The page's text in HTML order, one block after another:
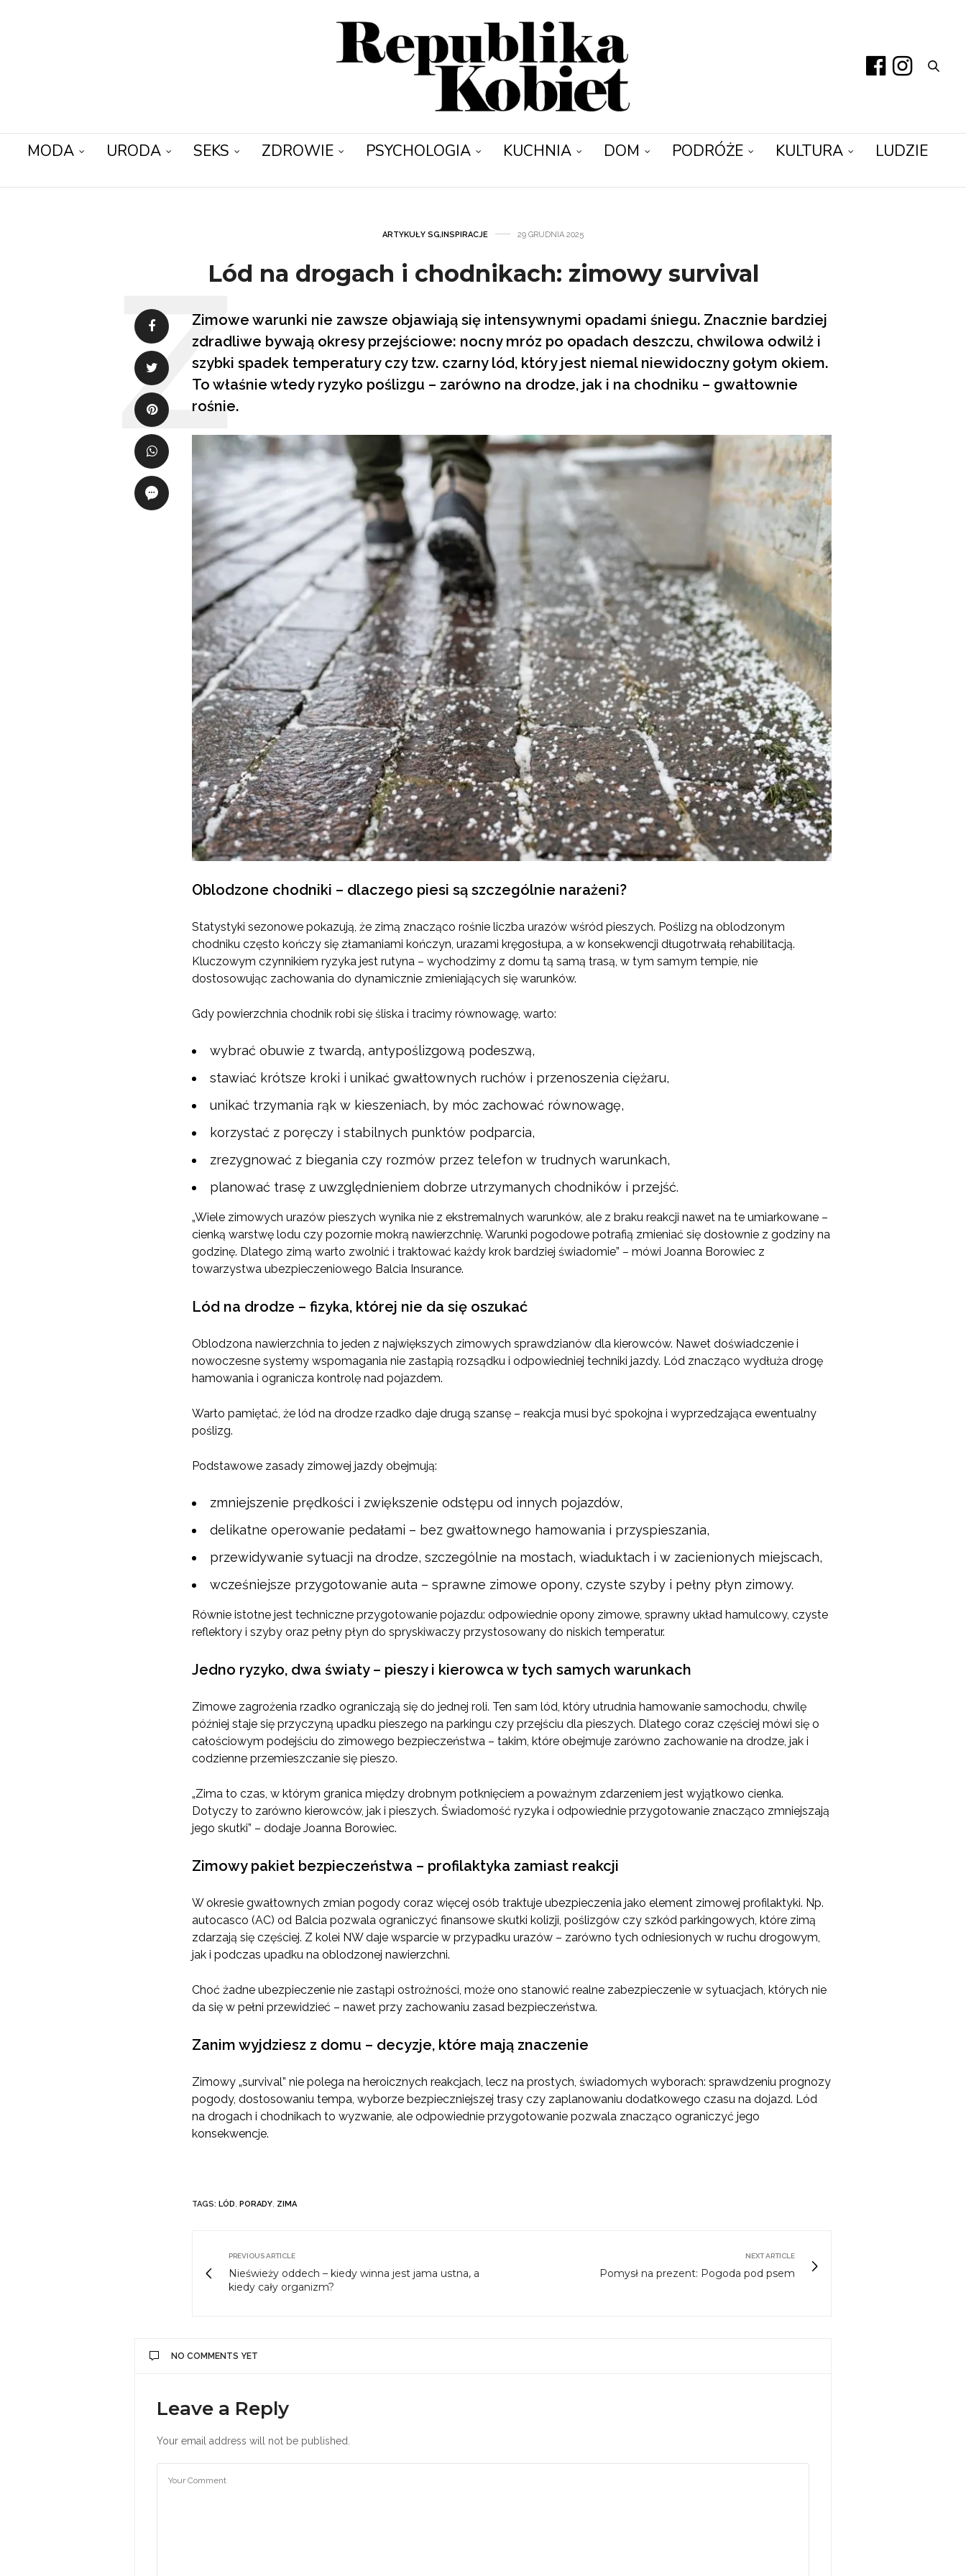
MODA URODA SEKS ZDROWIE PSYCHOLOGIA KUCHNIA DOM PODRÓŻE KULTURA LUDZIE
ARTYKUŁY SG,INSPIRACJE 29 GRUDNIA 2025
Lód na drogach i chodnikach: zimowy survival
Zimowe warunki nie zawsze objawiają się intensywnymi opadami śniegu. Znacznie bardziej
zdradliwe bywają okresy przejściowe: nocny mróz po opadach deszczu, chwilowa odwilż i
szybki spadek temperatury czy tzw. czarny lód, który jest niemal niewidoczny gołym okiem.
To właśnie wtedy ryzyko poślizgu – zarówno na drodze, jak i na chodniku – gwałtownie
rośnie.
Oblodzone chodniki – dlaczego piesi są szczególnie narażeni?
Statystyki sezonowe pokazują, że zimą znacząco rośnie liczba urazów wśród pieszych. Poślizg na oblodzonym
chodniku często kończy się złamaniami kończyn, urazami kręgosłupa, a w konsekwencji długotrwałą rehabilitacją.
Kluczowym czynnikiem ryzyka jest rutyna – wychodzimy z domu tą samą trasą, w tym samym tempie, nie
dostosowując zachowania do dynamicznie zmieniających się warunków.
Gdy powierzchnia chodnik robi się śliska i tracimy równowagę, warto:
wybrać obuwie z twardą, antypoślizgową podeszwą,
stawiać krótsze kroki i unikać gwałtownych ruchów i przenoszenia ciężaru,
unikać trzymania rąk w kieszeniach, by móc zachować równowagę,
korzystać z poręczy i stabilnych punktów podparcia,
zrezygnować z biegania czy rozmów przez telefon w trudnych warunkach,
planować trasę z uwzględnieniem dobrze utrzymanych chodników i przejść.
„Wiele zimowych urazów pieszych wynika nie z ekstremalnych warunków, ale z braku reakcji nawet na te umiarkowane –
cienką warstwę lodu czy pozornie mokrą nawierzchnię. Warunki pogodowe potrafią zmieniać się dosłownie z godziny na
godzinę. Dlatego zimą warto zwolnić i traktować każdy krok bardziej świadomie” – mówi Joanna Borowiec z
towarzystwa ubezpieczeniowego Balcia Insurance.
Lód na drodze – fizyka, której nie da się oszukać
Oblodzona nawierzchnia to jeden z największych zimowych sprawdzianów dla kierowców. Nawet doświadczenie i
nowoczesne systemy wspomagania nie zastąpią rozsądku i odpowiedniej techniki jazdy. Lód znacząco wydłuża drogę
hamowania i ogranicza kontrolę nad pojazdem.
Warto pamiętać, że lód na drodze rzadko daje drugą szansę – reakcja musi być spokojna i wyprzedzająca ewentualny
poślizg.
Podstawowe zasady zimowej jazdy obejmują:
zmniejszenie prędkości i zwiększenie odstępu od innych pojazdów,
delikatne operowanie pedałami – bez gwałtownego hamowania i przyspieszania,
przewidywanie sytuacji na drodze, szczególnie na mostach, wiaduktach i w zacienionych miejscach,
wcześniejsze przygotowanie auta – sprawne zimowe opony, czyste szyby i pełny płyn zimowy.
Równie istotne jest techniczne przygotowanie pojazdu: odpowiednie opony zimowe, sprawny układ hamulcowy, czyste
reflektory i szyby oraz pełny płyn do spryskiwaczy przystosowany do niskich temperatur.
Jedno ryzyko, dwa światy – pieszy i kierowca w tych samych warunkach
Zimowe zagrożenia rzadko ograniczają się do jednej roli. Ten sam lód, który utrudnia hamowanie samochodu, chwilę
później staje się przyczyną upadku pieszego na parkingu czy przejściu dla pieszych. Dlatego coraz częściej mówi się o
całościowym podejściu do zimowego bezpieczeństwa – takim, które obejmuje zarówno zachowanie na drodze, jak i
codzienne przemieszczanie się pieszo.
„Zima to czas, w którym granica między drobnym potknięciem a poważnym zdarzeniem jest wyjątkowo cienka.
Dotyczy to zarówno kierowców, jak i pieszych. Świadomość ryzyka i odpowiednie przygotowanie znacząco zmniejszają
jego skutki” – dodaje Joanna Borowiec.
Zimowy pakiet bezpieczeństwa – profilaktyka zamiast reakcji
W okresie gwałtownych zmian pogody coraz więcej osób traktuje ubezpieczenia jako element zimowej profilaktyki. Np.
autocasco (AC) od Balcia pozwala ograniczyć finansowe skutki kolizji, poślizgów czy szkód parkingowych, które zimą
zdarzają się częściej. Z kolei NW daje wsparcie w przypadku urazów – zarówno tych odniesionych w ruchu drogowym,
jak i podczas upadku na oblodzonej nawierzchni.
Choć żadne ubezpieczenie nie zastąpi ostrożności, może ono stanowić realne zabezpieczenie w sytuacjach, których nie
da się w pełni przewidzieć – nawet przy zachowaniu zasad bezpieczeństwa.
Zanim wyjdziesz z domu – decyzje, które mają znaczenie
Zimowy „survival” nie polega na heroicznych reakcjach, lecz na prostych, świadomych wyborach: sprawdzeniu prognozy
pogody, dostosowaniu tempa, wyborze bezpieczniejszej trasy czy zaplanowaniu dodatkowego czasu na dojazd. Lód
na drogach i chodnikach to wyzwanie, ale odpowiednie przygotowanie pozwala znacząco ograniczyć jego
konsekwencje.
TAGS: LÓD, PORADY, ZIMA
PREVIOUS ARTICLE
Nieświeży oddech – kiedy winna jest jama ustna, a
kiedy cały organizm?
NEXT ARTICLE
Pomysł na prezent: Pogoda pod psem
NO COMMENTS YET
Leave a Reply
Your email address will not be published.